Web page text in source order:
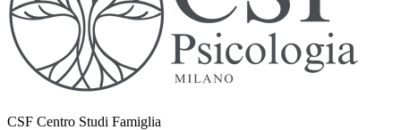
CSF Centro Studi Famiglia